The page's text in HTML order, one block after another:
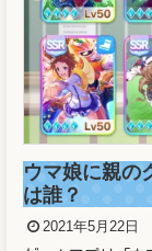
溜席の妖精
像と正体が
2021年5月21日
溜席で大相撲を